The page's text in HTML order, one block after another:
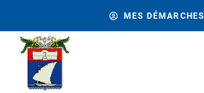
MES DÉMARCHES